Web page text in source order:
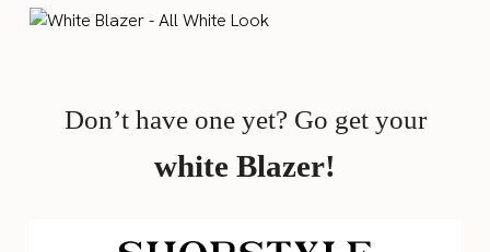
Don’t have one yet? Go get your
white Blazer!